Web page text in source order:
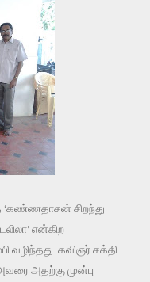
‘கண்ணதாசன் சிறந்து
என்கிற
வழிந்தது. கவிஞர் சக்தி
அதற்கு முன்பு